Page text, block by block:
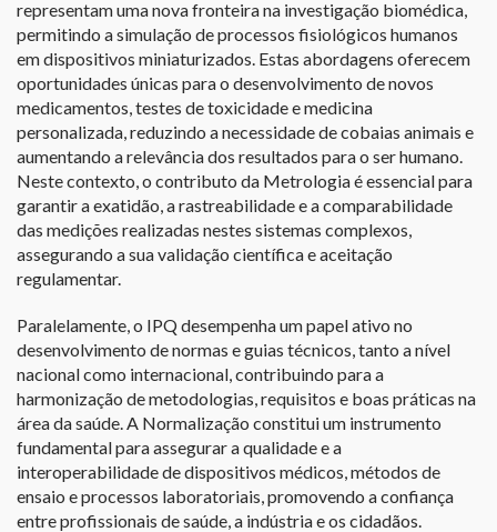
representam uma nova fronteira na investigação biomédica,
permitindo a simulação de processos fisiológicos humanos
em dispositivos miniaturizados. Estas abordagens oferecem
oportunidades únicas para o desenvolvimento de novos
medicamentos, testes de toxicidade e medicina
personalizada, reduzindo a necessidade de cobaias animais e
aumentando a relevância dos resultados para o ser humano.
Neste contexto, o contributo da Metrologia é essencial para
garantir a exatidão, a rastreabilidade e a comparabilidade
das medições realizadas nestes sistemas complexos,
assegurando a sua validação científica e aceitação
regulamentar.
Paralelamente, o IPQ desempenha um papel ativo no
desenvolvimento de normas e guias técnicos, tanto a nível
nacional como internacional, contribuindo para a
harmonização de metodologias, requisitos e boas práticas na
área da saúde. A Normalização constitui um instrumento
fundamental para assegurar a qualidade e a
interoperabilidade de dispositivos médicos, métodos de
ensaio e processos laboratoriais, promovendo a confiança
entre profissionais de saúde, a indústria e os cidadãos.